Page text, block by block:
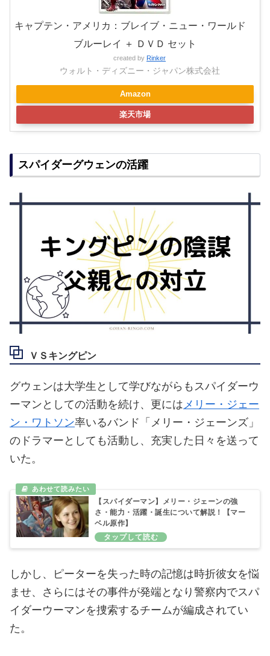
キャプテン・アメリカ：ブレイブ・ニュー・ワールド
ブルーレイ ＋ ＤＶＤ セット
created by Rinker
ウォルト・ディズニー・ジャパン株式会社
Amazon
楽天市場
スパイダーグウェンの活躍
ＶＳキングピン
グウェンは大学生として学びながらもスパイダーウ
ーマンとしての活動を続け、更にはメリー・ジェー
ン・ワトソン率いるバンド「メリー・ジェーンズ」
のドラマーとしても活動し、充実した日々を送って
いた。
【スパイダーマン】メリー・ジェーンの強
さ・能力・活躍・誕生について解説！【マー
ベル原作】
しかし、ピーターを失った時の記憶は時折彼女を悩
ませ、さらにはその事件が発端となり警察内でスパ
イダーウーマンを捜索するチームが編成されてい
た。